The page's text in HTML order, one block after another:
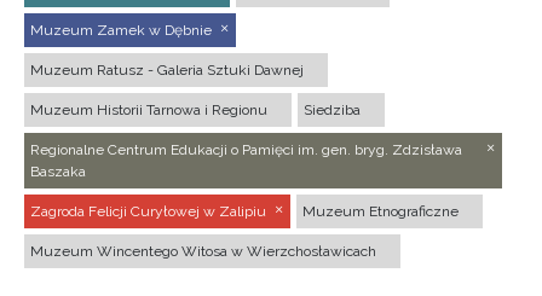
Muzeum Zamek w Dębnie
Muzeum Ratusz - Galeria Sztuki Dawnej
Muzeum Historii Tarnowa i Regionu Siedziba
Regionalne Centrum Edukacji o Pamięci im. gen. bryg. Zdzisława
Baszaka
Zagroda Felicji Curyłowej w Zalipiu Muzeum Etnograficzne
Muzeum Wincentego Witosa w Wierzchosławicach